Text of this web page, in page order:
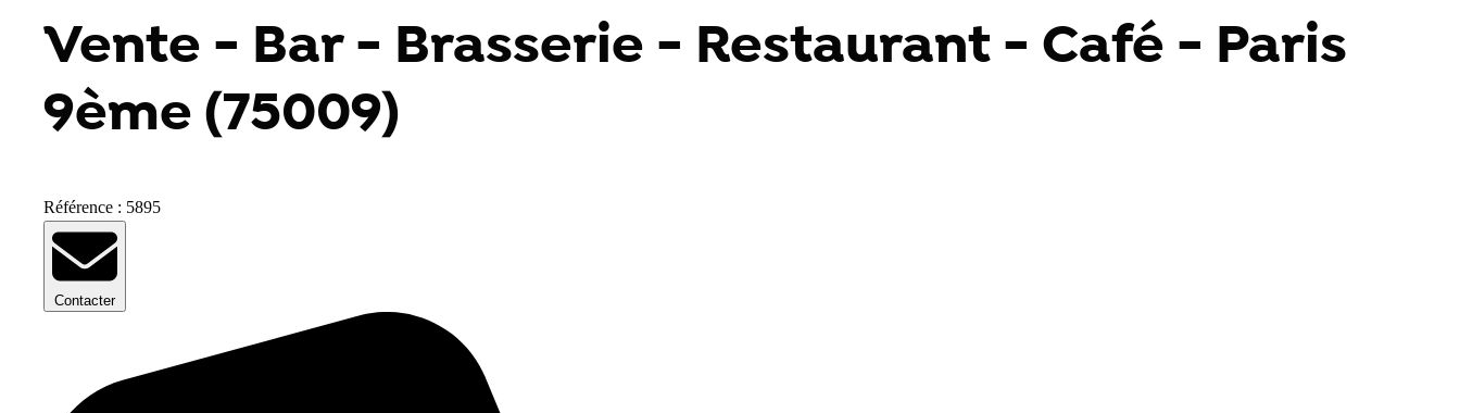
Vente - Bar - Brasserie - Restaurant - Café - Paris
9ème (75009)
Référence : 5895
Contacter